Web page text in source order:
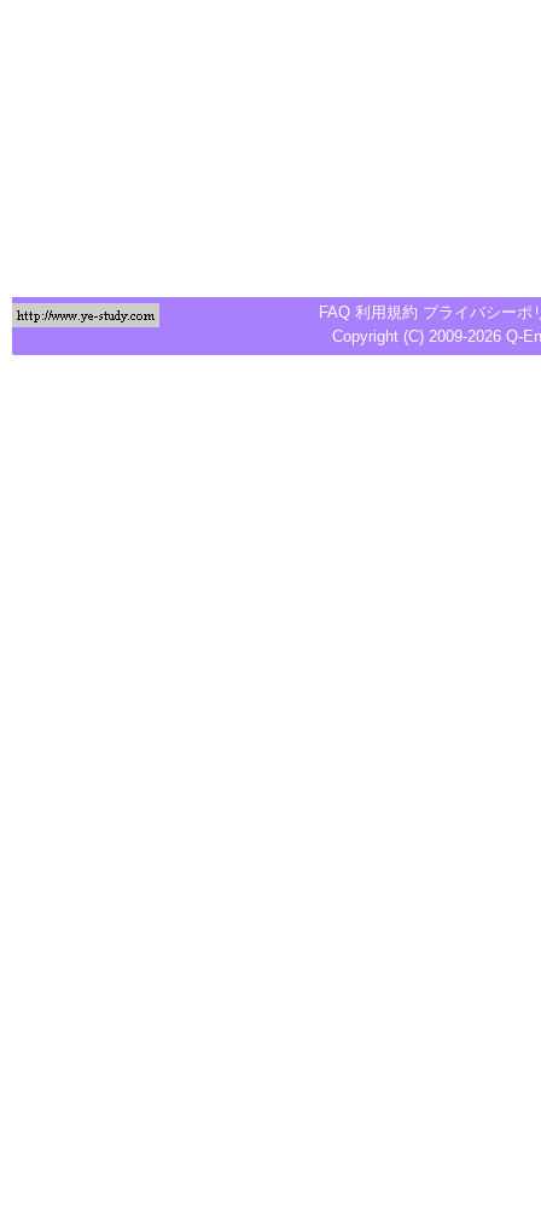
FAQ 利用規約 プライバシーポ
Copyright (C) 2009-2026 Q-